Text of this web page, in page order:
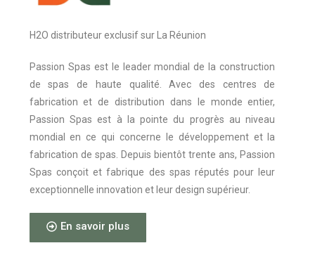
H2O distributeur exclusif sur La Réunion
Passion Spas est le leader mondial de la construction
de spas de haute qualité. Avec des centres de
fabrication et de distribution dans le monde entier,
Passion Spas est à la pointe du progrès au niveau
mondial en ce qui concerne le développement et la
fabrication de spas. Depuis bientôt trente ans, Passion
Spas conçoit et fabrique des spas réputés pour leur
exceptionnelle innovation et leur design supérieur.
En savoir plus